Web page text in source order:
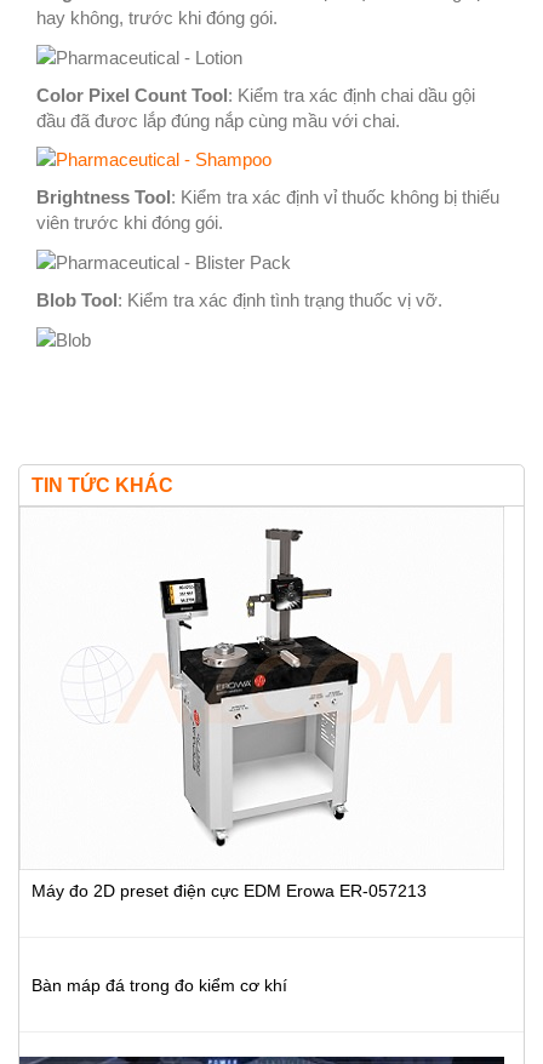
hay không, trước khi đóng gói.
Color Pixel Count Tool: Kiểm tra xác định chai dầu gội
đầu đã đươc lắp đúng nắp cùng mầu với chai.
Brightness Tool: Kiểm tra xác định vỉ thuốc không bị thiếu
viên trước khi đóng gói.
Blob Tool: Kiểm tra xác định tình trạng thuốc vị vỡ.
TIN TỨC KHÁC
Máy đo 2D preset điện cực EDM Erowa ER-057213
Bàn máp đá trong đo kiểm cơ khí